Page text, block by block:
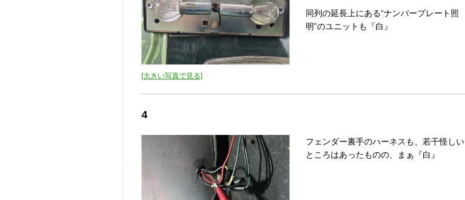
[大きい写真で見る]
同列の延長上にある“ナンバープレート照
明”のユニットも『白』
4
フェンダー裏手のハーネスも、若干怪しい
ところはあったものの、まぁ『白』